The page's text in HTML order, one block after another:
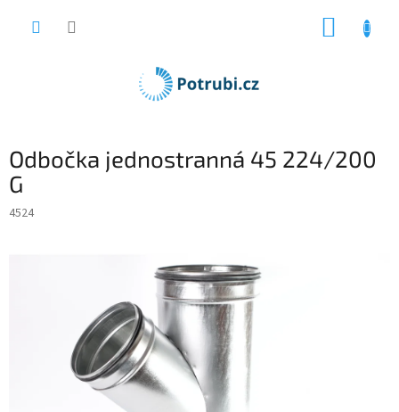
Odbočka jednostranná 45 224/200
G
4524